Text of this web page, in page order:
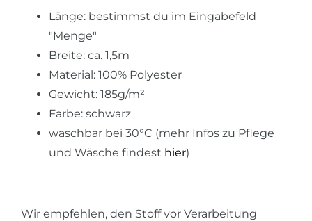
Länge: bestimmst du im Eingabefeld
"Menge"
Breite: ca. 1,5m
Material: 100% Polyester
Gewicht: 185g/m²
Farbe: schwarz
waschbar bei 30°C (mehr Infos zu Pflege
und Wäsche findest hier)
Wir empfehlen, den Stoff vor Verarbeitung